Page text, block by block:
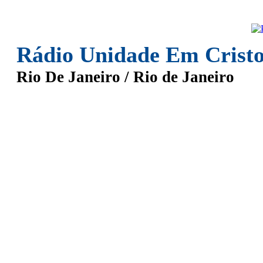
Rádio Unidade Em
Rio De Janeiro / Rio de Janeiro